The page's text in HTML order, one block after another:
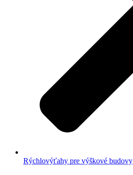
Rýchlovýťahy pre výškové budovy